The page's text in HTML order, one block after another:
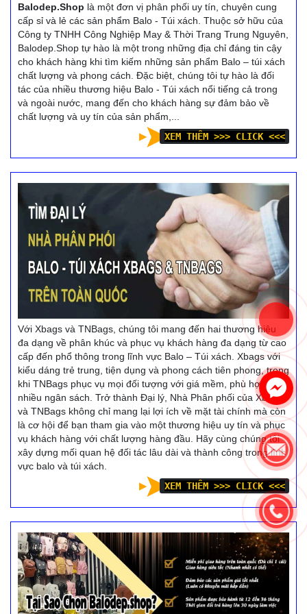
Balodep.Shop là một đơn vị phân phối uy tín, chuyên cung
cấp sỉ và lẻ các sản phẩm Balo - Túi xách. Thuộc sở hữu của
Công ty TNHH Công Nghiệp May & Thời Trang Trung Nguyên,
Balodep.Shop tự hào là một trong những địa chỉ đáng tin cậy
cho khách hàng khi tìm kiếm những sản phẩm Balo – túi xách
chất lượng và phong cách. Đặc biệt, chúng tôi tự hào là đối
tác của nhiều thương hiệu Balo - Túi xách nổi tiếng cả trong
và ngoài nước, mang đến cho khách hàng sự đảm bảo về
chất lượng và uy tín của sản phẩm,...
XEM THÊM >>> CLICK <<<
Với Xbags và TNBags, chúng tôi mang đến hai thương hiệu
đa dạng về phân khúc và phục vụ khách hàng đa dạng từ cao
cấp đến phổ thông trong lĩnh vực Balo – Túi xách. Xbags với
kiểu dáng trẻ trung, tiện dụng và phong cách tiên phong, trong
khi TNBags phục vụ mọi đối tượng với giá mềm, phù hợp với
nhiều ngân sách. Trở thành Đại lý, Nhà Phân phối của Xbags
và TNBags không chỉ mang lại lợi ích về mặt tài chính mà còn
là cơ hội để bạn tham gia vào một thương hiệu uy tín và phục
vụ khách hàng với chất lượng hàng đầu. Hãy cùng chúng tôi
xây dựng mối quan hệ đối tác lâu dài và thành công trong lĩnh
vực balo và túi xách.
XEM THÊM >>> CLICK <<<